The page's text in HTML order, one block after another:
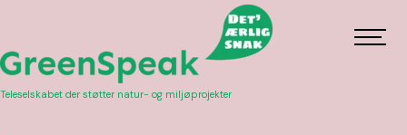
Teleselskabet der støtter natur- og miljøprojekter